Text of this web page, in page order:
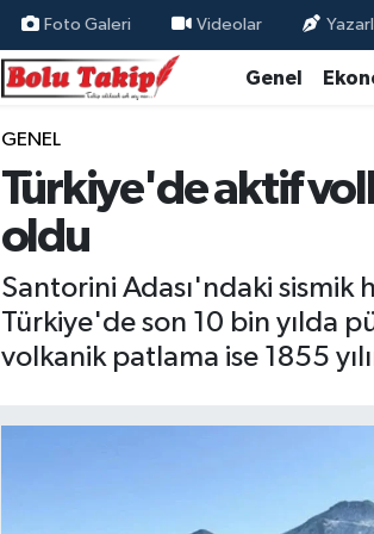
Foto Galeri Videolar
Genel
GENEL
Türkiye'de aktif
oldu
Santorini Adası'ndaki
Türkiye'de son 10 bin yılda
volkanik patlama ise 1855